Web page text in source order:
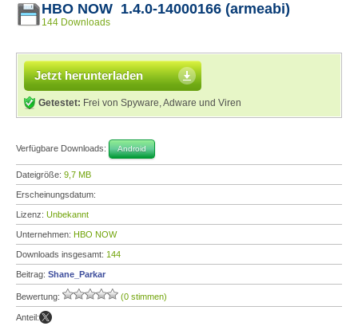
HBO NOW 1.4.0-14000166 (armeabi)
144 Downloads
Jetzt herunterladen
Getestet: Frei von Spyware, Adware und Viren
Verfügbare Downloads: Android
Dateigröße: 9,7 MB
Erscheinungsdatum:
Lizenz: Unbekannt
Unternehmen: HBO NOW
Downloads insgesamt: 144
Beitrag: Shane_Parkar
Bewertung: (0 stimmen)
Anteil: